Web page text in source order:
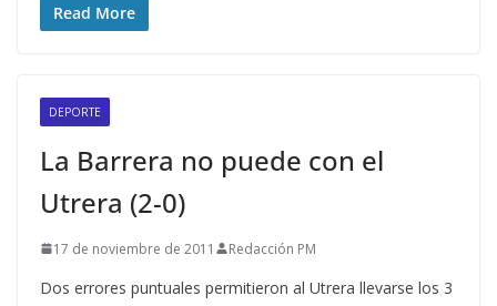
Read More
DEPORTE
La Barrera no puede con el
Utrera (2-0)
17 de noviembre de 2011 Redacción PM
Dos errores puntuales permitieron al Utrera llevarse los 3